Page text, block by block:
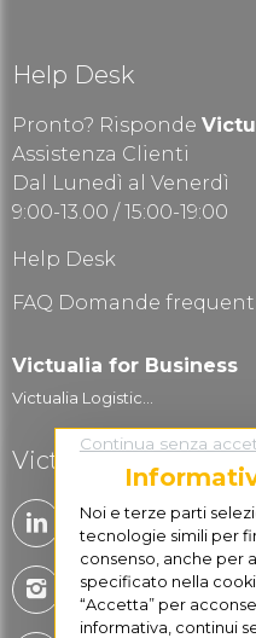
Help Desk
Pronto? Risponde
Assistenza Clienti
Dal Lunedì al Venerdì
9:00-13.00 / 15:00-19:00
Help Desk
FAQ Domande
Victualia for Business
Victualia Logistic...
Victualia è social
Continua senza
Noi e terze parti
tecnologie simili per
consenso, anche per
specificato nella
“Accetta” per
informativa, continui